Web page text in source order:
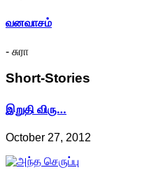
வனவாசம்
- சுரா
Short-Stories
இறுதி விரு…
October 27, 2012